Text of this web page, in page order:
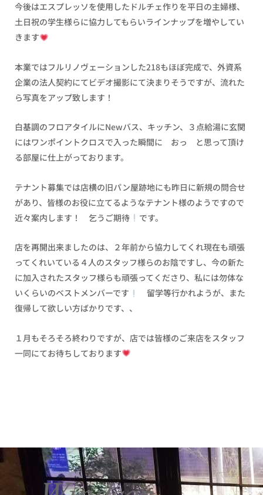
今後はエスプレッソを使用したドルチェ作りを平日の主婦様、
土日祝の学生様らに協力してもらいラインナップを増やしてい
きます
本業ではフルリノヴェーションした218もほぼ完成で、外資系
企業の法人契約にてビデオ撮影にて決まりそうですが、流れた
ら写真をアップ致します！
白基調のフロアタイルにNewバス、キッチン、３点給湯に玄関
にはワンポイントクロスで入った瞬間に おっ と思って頂け
る部屋に仕上がっております。
テナント募集では店横の旧パン屋跡地にも昨日に新規の問合せ
があり、皆様のお役に立てるようなテナント様のようですので
近々案内します！ 乞うご期待
です。
店を再開出来ましたのは、２年前から協力してくれ現在も頑張
ってくれいている４人のスタッフ様らのお陰ですし、今の新た
に加入されたスタッフ様らも頑張ってくださり、私には勿体な
いくらいのベストメンバーです
留学等行かれようが、また
復帰して欲しい方ばかりです、、
１月もそろそろ終わりですが、店では皆様のご来店をスタッフ
一同にてお待ちしております